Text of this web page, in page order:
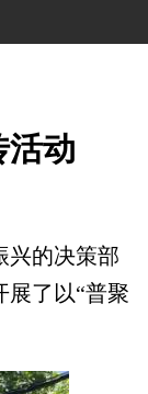
活动
的决策部
展了以“普聚